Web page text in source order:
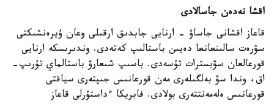
اقشا نەدەن جاسالادى
قاعاز اقشانى جاساۋ - ارنايى جابدىق ارقىلى وعان ۇيرەنشىكتى
سۋرەت سالىنعانعا دەيىن باستالىپ كەتەدى. وندىرىسكە ارنايى
قورعالعان سۋبسترات تۇسەدى. باسىپ شىعارۋ باستالماي تۇرىپ-
اق، وندا سۋ بەلگىلەرى مەن قورعانىس جىپتەرى سياقتى
قورعانىس ەلەمەنتتەرى بولادى. فابريكا ءداستۇرلى قاعاز